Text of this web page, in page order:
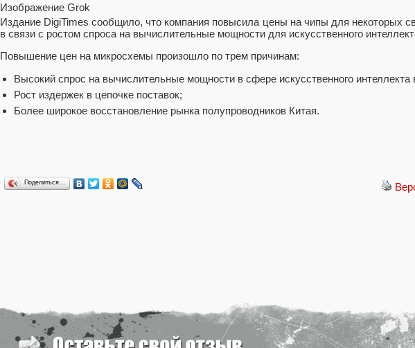
Изображение Grok
Издание DigiTimes сообщило, что компания повысила цены на чипы для некоторых
в связи с ростом спроса на вычислительные мощности для искусственного
Повышение цен на микросхемы произошло по трем причинам:
Высокий спрос на вычислительные мощности в сфере искусственного интеллекта
Рост издержек в цепочке поставок;
Более широкое восстановление рынка полупроводников Китая.
Поделиться…